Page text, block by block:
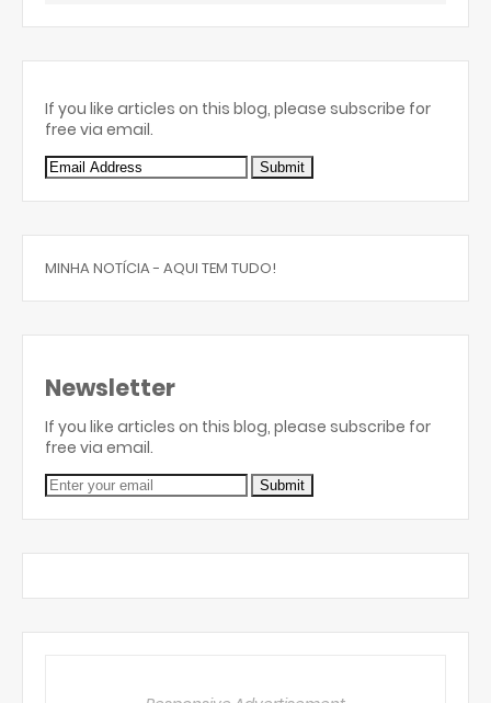
If you like articles on this blog, please subscribe for
free via email.
MINHA NOTÍCIA - AQUI TEM TUDO!
Newsletter
If you like articles on this blog, please subscribe for
free via email.